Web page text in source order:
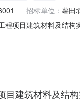
招标单位： 薯田
程项目建筑材料及结
实体检测招标补充通
目建筑材料及结